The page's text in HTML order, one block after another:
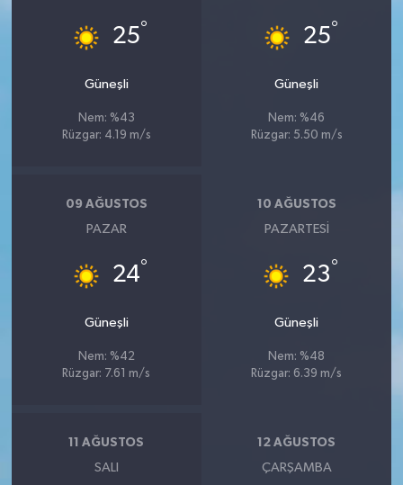
25°
Güneşli
Nem: %43
Rüzgar: 4.19 m/s
25°
Güneşli
Nem: %46
Rüzgar: 5.50 m/s
09 AĞUSTOS
PAZAR
24°
Güneşli
Nem: %42
Rüzgar: 7.61 m/s
10 AĞUSTOS
PAZARTESI
23°
Güneşli
Nem: %48
Rüzgar: 6.39 m/s
11 AĞUSTOS
SALI
12 AĞUSTOS
ÇARŞAMBA